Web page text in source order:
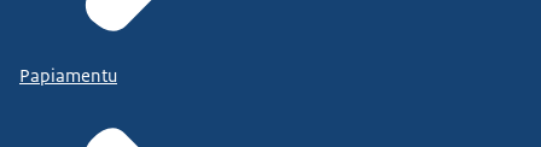
Papiamentu